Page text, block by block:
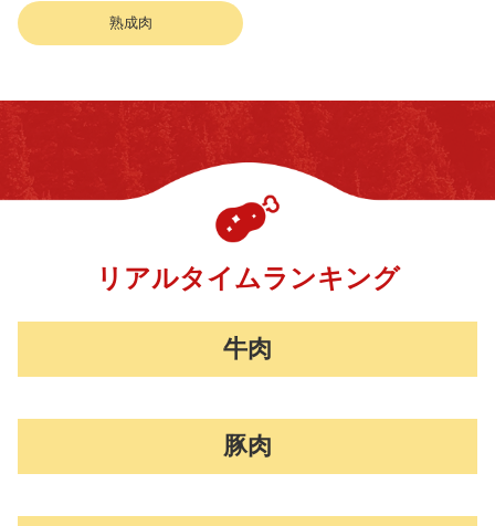
熟成肉
リアルタイムランキング
牛肉
豚肉